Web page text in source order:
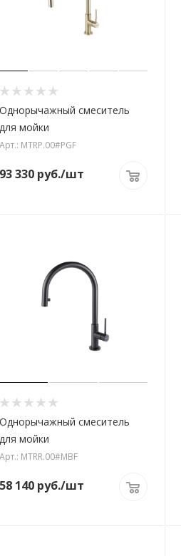
Однорычажный смеситель
для мойки
Арт.: MTRP.00#PGF
93 330 руб./шт
Однорычажный смеситель
для мойки
Арт.: MTRR.00#MBF
58 140 руб./шт